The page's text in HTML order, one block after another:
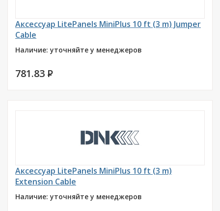
Аксессуар LitePanels MiniPlus 10 ft (3 m) Jumper
Cable
Наличие: уточняйте у менеджеров
781.83 P
Аксессуар LitePanels MiniPlus 10 ft (3 m)
Extension Cable
Наличие: уточняйте у менеджеров